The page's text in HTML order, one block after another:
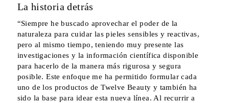
La historia detrás
“Siempre he buscado aprovechar el poder de la
naturaleza para cuidar las pieles sensibles y reactivas,
pero al mismo tiempo, teniendo muy presente las
investigaciones y la información científica disponible
para hacerlo de la manera más rigurosa y segura
posible. Este enfoque me ha permitido formular cada
uno de los productos de Twelve Beauty y también ha
sido la base para idear esta nueva línea. Al recurrir a